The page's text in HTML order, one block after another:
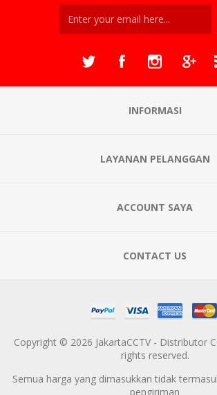
INFORMASI
LAYANAN PELANGGAN
ACCOUNT SAYA
CONTACT US
Copyright © 2026 JakartaCCTV - Distributor
rights reserved.
Semua harga yang dimasukkan tidak
pengiriman